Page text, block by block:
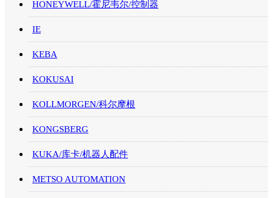
HONEYWELL/霍尼韦尔/控制器
IE
KEBA
KOKUSAI
KOLLMORGEN/科尔摩根
KONGSBERG
KUKA/库卡/机器人配件
METSO AUTOMATION